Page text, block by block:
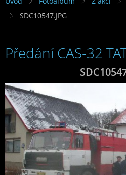
SDC10547.JPG
Předání CAS-32